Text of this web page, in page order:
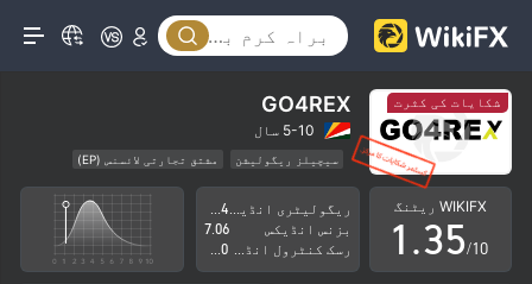
شکایات کی کثرت GO4REX
5-10 سال
سیچیلز ریگولیشن
مشتق تجارتی لائسنس (EP)
کاروباری علاقے میں شبہات
اعلیٰ سطح کے خطرات
آف شور ریگولیشن
WIKIFX ریٹنگ
0
1.
0
1
2
3
1
2
3
4
5/10
4.84
بزنس انڈیکس
7.06